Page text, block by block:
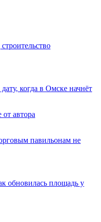
когда в Омске начнёт
автора
павильонам не
обновилась площадь у